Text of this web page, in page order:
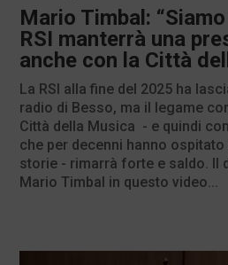
Mario Timbal:
RSI manterrà una
anche con la Città
La RSI alla fine del 2025 ha
radio di Besso, ma il legame
Città della Musica - e quindi
che per decenni hanno
storie - rimarrà forte e saldo. Il
Mario Timbal in questo video...